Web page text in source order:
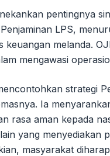
pentingnya
LPS,
keuangan melanda.
mengawasi
strategi
Ia
rasa aman kepada
yang menyediakan
masyarakat